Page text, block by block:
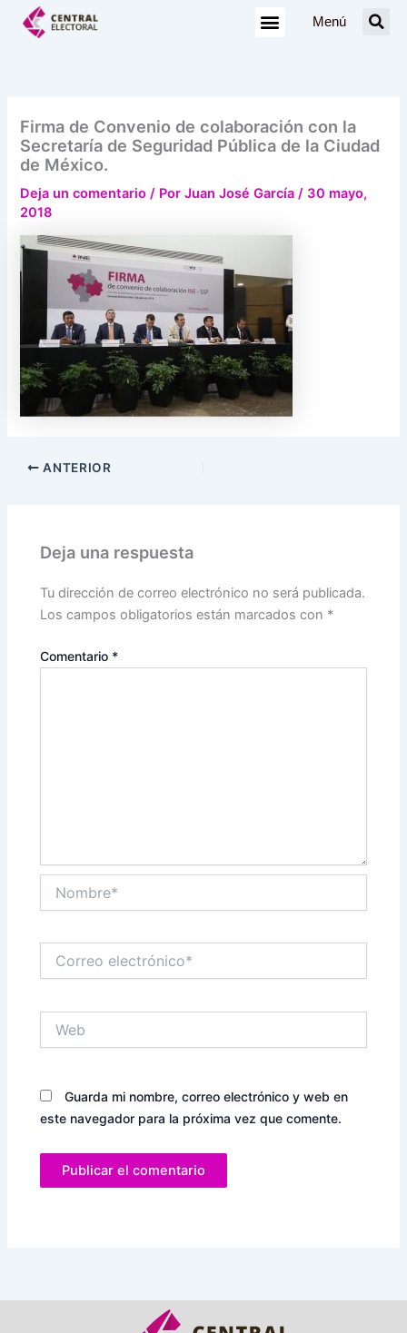
Menú
Firma de Convenio de colaboración con la
Secretaría de Seguridad Pública de la Ciudad
de México.
Deja un comentario / PorJuan José García/ 30 mayo,
2018
ANTERIOR
Deja una respuesta
Tu dirección de correo electrónico no será publicada.
Los campos obligatorios están marcados con *
Comentario *
electrónico*
Guarda mi nombre, correo electrónico y web en
este navegador para la próxima vez que comente.